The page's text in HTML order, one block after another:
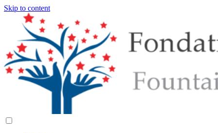
Skip to content